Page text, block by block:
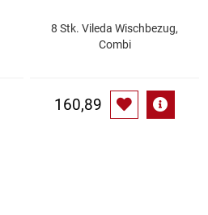
8 Stk. Vileda Wischbezug,
Combi
160,89